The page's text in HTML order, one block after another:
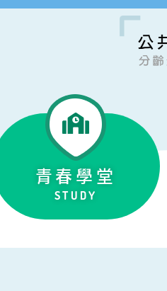
青春學堂
STUDY